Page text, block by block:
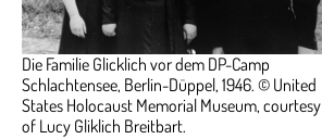
Die Familie Glicklich vor dem DP-Camp
Schlachtensee, Berlin-Düppel, 1946. © United
States Holocaust Memorial Museum, courtesy
of Lucy Gliklich Breitbart.